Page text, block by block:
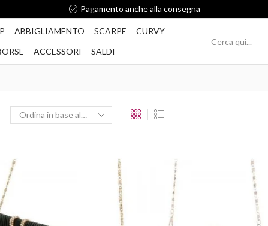
Pagamento anche alla consegna
ABBIGLIAMENTO SCARPE
CURVY
ACCESSORI SALDI